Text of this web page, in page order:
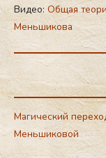
Видео: Общая
Меньшикова
Магический
Меньшиковой